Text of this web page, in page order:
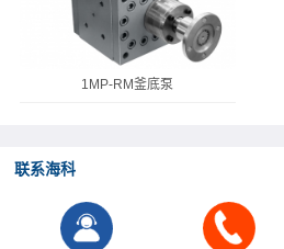
1MP-RM釜底泵
联系海科